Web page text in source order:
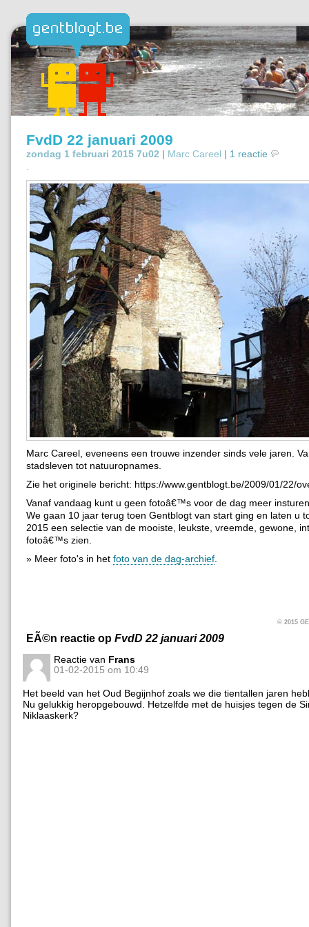
FvdD 22 januari 2009
zondag 1 februari 2015 7u02 | Marc Careel | 1 reactie
Marc Careel, eveneens een trouwe inzender sinds vele jaren.
stadsleven tot natuuropnames.
Zie het originele bericht: https://www.gentblogt.be/2009/01/22/
Vanaf vandaag kunt u geen fotoâ€™s voor de dag meer
We gaan 10 jaar terug toen Gentblogt van start ging en laten u
2015 een selectie van de mooiste, leukste, vreemde, gewone,
fotoâ€™s zien.
» Meer foto's in het foto van de dag-archief
© 2015
EÃ©n reactie op FvdD 22 januari 2009
Reactie van Frans
01-02-2015 om 10:49
Het beeld van het Oud Begijnhof zoals we die tientallen jaren
Nu gelukkig heropgebouwd. Hetzelfde met de huisjes tegen de
Niklaaskerk?